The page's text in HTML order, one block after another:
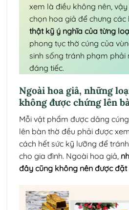
xem là điều không nên,
chọn hoa giả để chưng các
thật kỹ ý nghĩa của từng
phong tục thờ cúng của
sinh sống tránh phạm phải
đáng tiếc.
Ngoài hoa giả, những
không được chứng lên
Mỗi vật phẩm được dâng
lên bàn thờ đều phải được
cách hết sức kỹ lưỡng để
cho gia đình. Ngoài hoa giả,
đây cũng không nên được đặt